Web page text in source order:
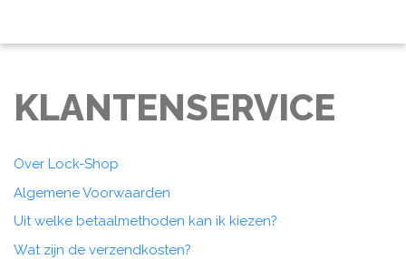
KLANTENSERVICE
Over Lock-Shop
Algemene Voorwaarden
Uit welke betaalmethoden kan ik kiezen?
Wat zijn de verzendkosten?